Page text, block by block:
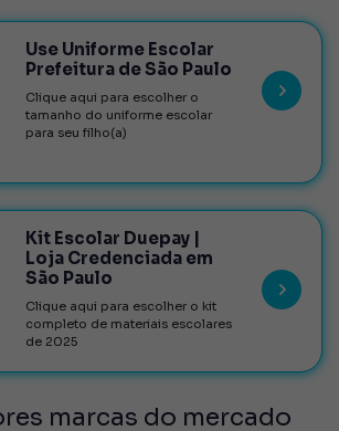
Use Uniforme Escolar
Prefeitura de São Paulo
Clique aqui para escolher o
tamanho do uniforme escolar
para seu filho(a)
Kit Escolar Duepay |
Loja Credenciada em
São Paulo
Clique aqui para escolher o kit
completo de materiais escolares
de 2025
marcas do mercado